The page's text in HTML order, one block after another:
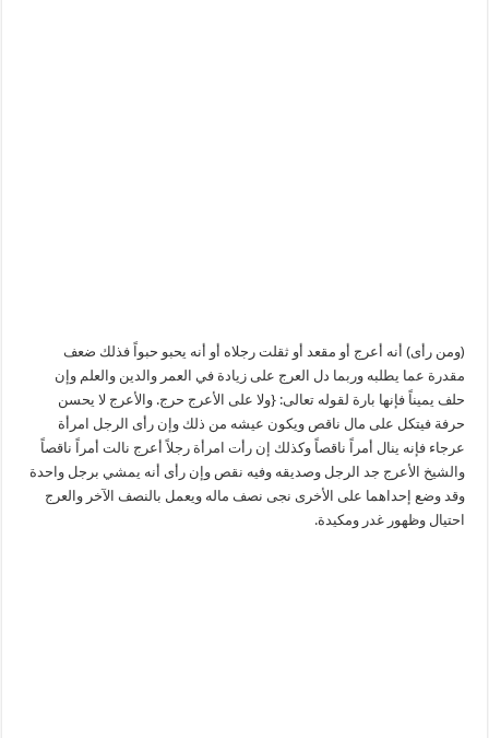
(ومن رأى) أنه أعرج أو مقعد أو ثقلت رجلاه أو أنه يحبو حبواً فذلك ضعف
مقدرة عما يطلبه وربما دل العرج على زيادة في العمر والدين والعلم وإن
حلف يميناً فإنها بارة لقوله تعالى: {ولا على الأعرج حرج. والأعرج لا يحسن
حرفة فيتكل على مال ناقص ويكون عيشه من ذلك وإن رأى الرجل امرأة
عرجاء فإنه ينال أمراً ناقصاً وكذلك إن رأت امرأة رجلاً أعرج نالت أمراً ناقصاً
والشيخ الأعرج جد الرجل وصديقه وفيه نقص وإن رأى أنه يمشي برجل واحدة
وقد وضع إحداهما على الأخرى نجى نصف ماله ويعمل بالنصف الآخر والعرج
احتيال وظهور غدر ومكيدة.